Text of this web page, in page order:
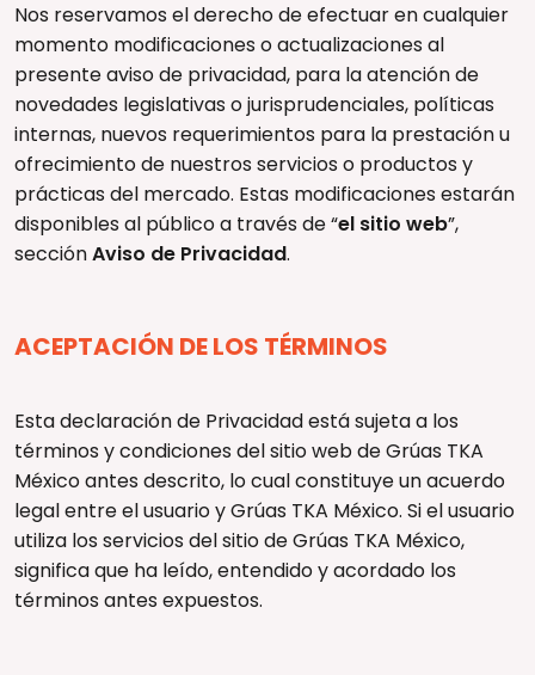
Nos reservamos el derecho de efectuar en cualquier
momento modificaciones o actualizaciones al
presente aviso de privacidad, para la atención de
novedades legislativas o jurisprudenciales, políticas
internas, nuevos requerimientos para la prestación u
ofrecimiento de nuestros servicios o productos y
prácticas del mercado. Estas modificaciones estarán
disponibles al público a través de “el sitio web”,
secciónAviso de Privacidad.
ACEPTACIÓN DE LOS TÉRMINOS
Esta declaración de Privacidad está sujeta a los
términos y condiciones del sitio web de Grúas TKA
México antes descrito, lo cual constituye un acuerdo
legal entre el usuario y Grúas TKA México. Si el usuario
utiliza los servicios del sitio de Grúas TKA México,
significa que ha leído, entendido y acordado los
términos antes expuestos.